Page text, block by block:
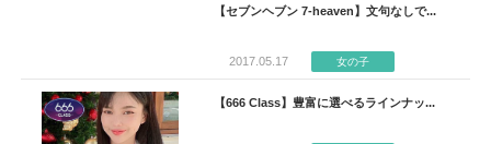
【セブンヘブン 7-heaven】文句なしで...
2017.05.17 女の子
【666 Class】豊富に選べるラインナッ...